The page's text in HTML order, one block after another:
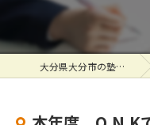
大分県大分市の塾なら大学受験専門塾 代ゼミサテライン予備校O.N.K